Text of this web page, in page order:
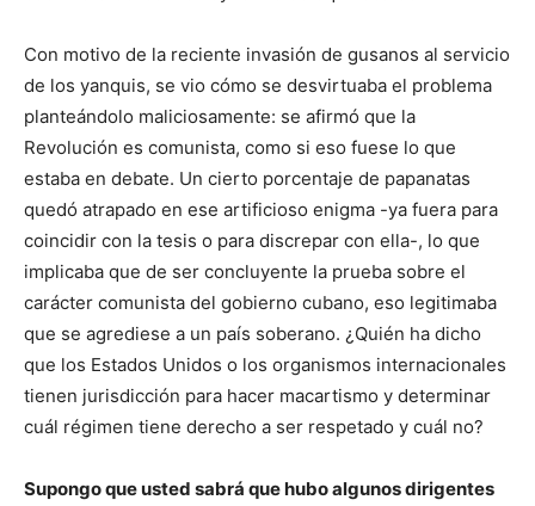
Con motivo de la reciente invasión de gusanos al servicio
de los yanquis, se vio cómo se desvirtuaba el problema
planteándolo maliciosamente: se afirmó que la
Revolución es comunista, como si eso fuese lo que
estaba en debate. Un cierto porcentaje de papanatas
quedó atrapado en ese artificioso enigma -ya fuera para
coincidir con la tesis o para discrepar con ella-, lo que
implicaba que de ser concluyente la prueba sobre el
carácter comunista del gobierno cubano, eso legitimaba
que se agrediese a un país soberano. ¿Quién ha dicho
que los Estados Unidos o los organismos internacionales
tienen jurisdicción para hacer macartismo y determinar
cuál régimen tiene derecho a ser respetado y cuál no?
Supongo que usted sabrá que hubo algunos dirigentes